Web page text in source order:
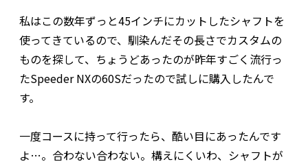
私はこの数年ずっと45インチにカットしたシャフトを
使ってきているので、馴染んだその長さでカスタムの
ものを探して、ちょうどあったのが昨年すごく流行っ
たSpeeder NXの60Sだったので試しに購入したんで
す。
一度コースに持って行ったら、酷い目にあったんです
よ…。合わない合わない。構えにくいわ、シャフトが